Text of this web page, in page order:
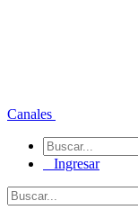
Canales
Ingresar